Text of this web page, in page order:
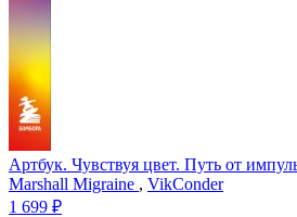
Артбук. Чувствуя цвет. Путь от
Marshall Migraine , VikConder
1 699 ₽